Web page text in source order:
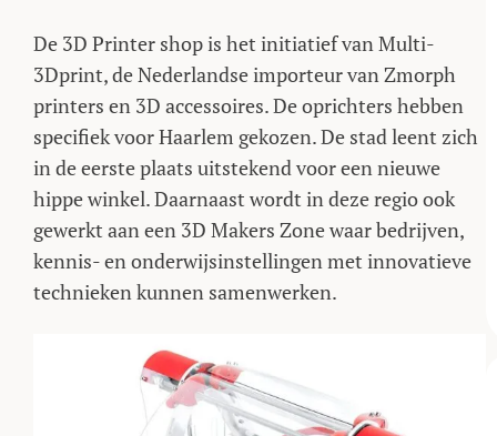
De 3D Printer shop is het initiatief van Multi-
3Dprint, de Nederlandse importeur van Zmorph
printers en 3D accessoires. De oprichters hebben
specifiek voor Haarlem gekozen. De stad leent zich
in de eerste plaats uitstekend voor een nieuwe
hippe winkel. Daarnaast wordt in deze regio ook
gewerkt aan een 3D Makers Zone waar bedrijven,
kennis- en onderwijsinstellingen met innovatieve
technieken kunnen samenwerken.